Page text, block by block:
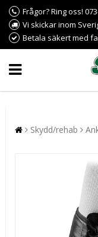
Frågor? Ring oss!
Vi skickar inom
Betala säkert med
Skydd/rehab